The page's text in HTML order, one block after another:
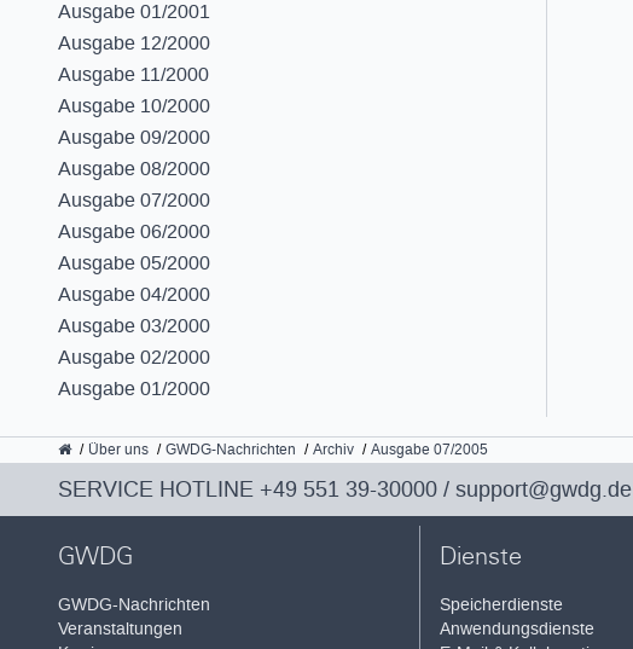
Ausgabe 01/2001
Ausgabe 12/2000
Ausgabe 11/2000
Ausgabe 10/2000
Ausgabe 09/2000
Ausgabe 08/2000
Ausgabe 07/2000
Ausgabe 06/2000
Ausgabe 05/2000
Ausgabe 04/2000
Ausgabe 03/2000
Ausgabe 02/2000
Ausgabe 01/2000
GWDG
Über uns GWDG-Nachrichten Archiv Ausgabe 07/2005
SERVICE HOTLINE +49 551 39-30000 / support@gwdg.de
GWDG
GWDG-Nachrichten
Veranstaltungen
Dienste
Speicherdienste
Anwendungsdienste